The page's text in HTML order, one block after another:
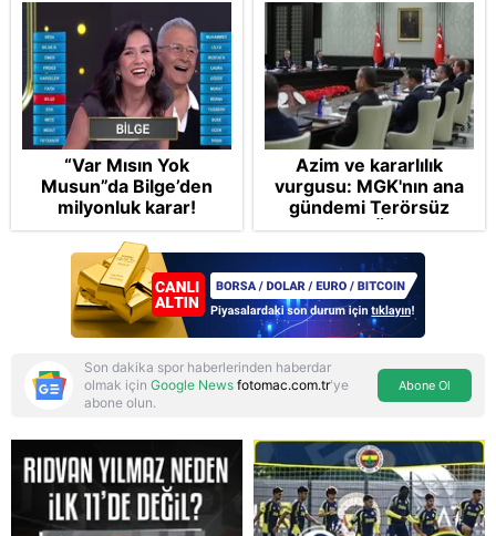
Reddet
“Var Mısın Yok
Musun”da Bilge’den
milyonluk karar!
Azim ve kararlılık
vurgusu: MGK'nın ana
gündemi Terörsüz
Türkiye! FETÖ tamamen
bertaraf edilecek
Son dakika spor haberlerinden haberdar
olmak için Google News fotomac.com.tr'ye
abone olun.
Abone Ol